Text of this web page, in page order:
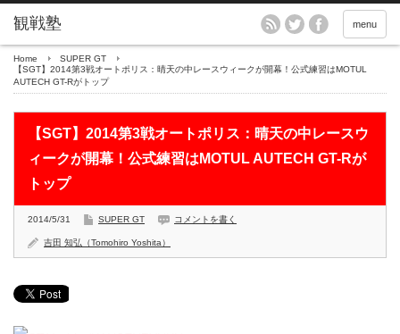
menu
Home
SUPER GT
【SGT】2014第3戦オートポリス：晴天の中レースウィークが開幕！公式練習はMOTUL
AUTECH GT-Rがトップ
【SGT】2014第3戦オートポリス：晴天の中レースウ
ィークが開幕！公式練習はMOTUL AUTECH GT-Rが
トップ
2014/5/31 SUPER GT コメントを書く
吉田 知弘（Tomohiro Yoshita）